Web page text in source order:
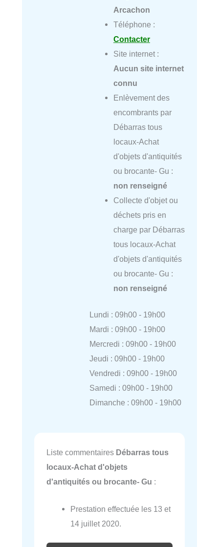
Arcachon
Téléphone :
Contacter
Site internet :
Aucun site internet
connu
Enlèvement des
encombrants par
Débarras tous
locaux-Achat
d'objets d'antiquités
ou brocante- Gu :
non renseigné
Collecte d'objet ou
déchets pris en
charge par Débarras
tous locaux-Achat
d'objets d'antiquités
ou brocante- Gu :
non renseigné
Lundi : 09h00 - 19h00
Mardi : 09h00 - 19h00
Mercredi : 09h00 - 19h00
Jeudi : 09h00 - 19h00
Vendredi : 09h00 - 19h00
Samedi : 09h00 - 19h00
Dimanche : 09h00 - 19h00
Liste commentaires Débarras tous
locaux-Achat d'objets
d'antiquités ou brocante- Gu :
Prestation effectuée les 13 et
14 juillet 2020.